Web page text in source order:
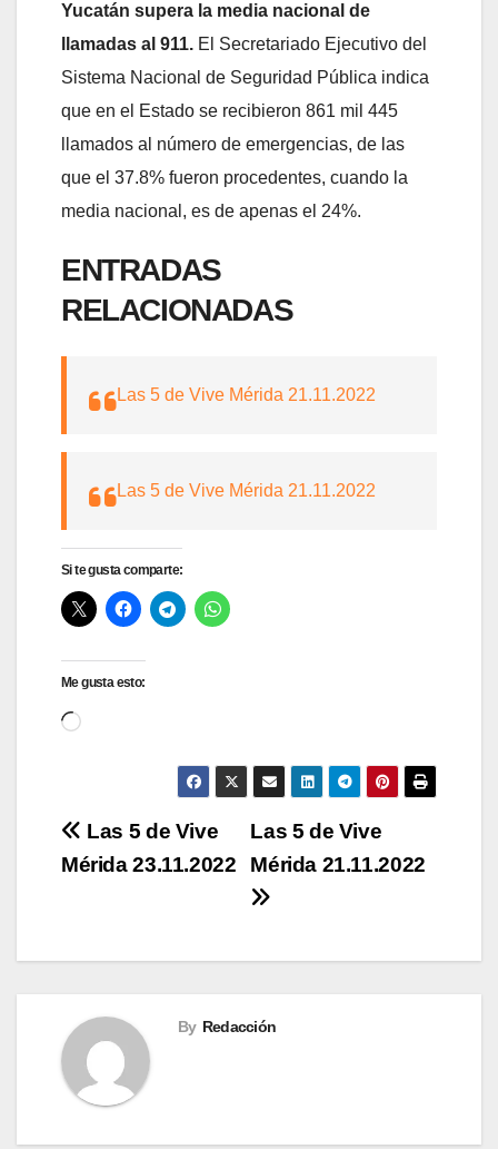
Yucatán supera la media nacional de
llamadas al 911. El Secretariado Ejecutivo del
Sistema Nacional de Seguridad Pública indica
que en el Estado se recibieron 861 mil 445
llamados al número de emergencias, de las
que el 37.8% fueron procedentes, cuando la
media nacional, es de apenas el 24%.
ENTRADAS
RELACIONADAS
Las 5 de Vive Mérida 21.11.2022
Las 5 de Vive Mérida 21.11.2022
Si te gusta comparte:
Me gusta esto:
Cargando...
Navegación
de
Las 5 de Vive
Mérida 21.11.2022
Las 5 de Vive
Mérida 23.11.2022
By Redacción